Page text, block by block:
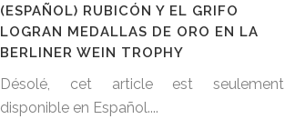
(ESPAÑOL) RUBICÓN Y EL GRIFO
LOGRAN MEDALLAS DE ORO EN LA
BERLINER WEIN TROPHY
Désolé, cet article est seulement
disponible en Español....